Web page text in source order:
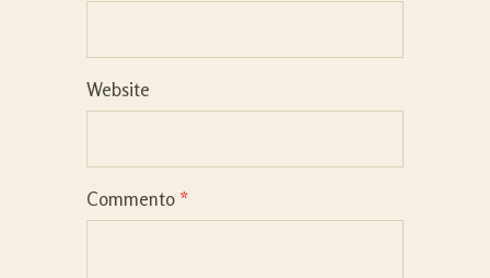
Website
Commento *